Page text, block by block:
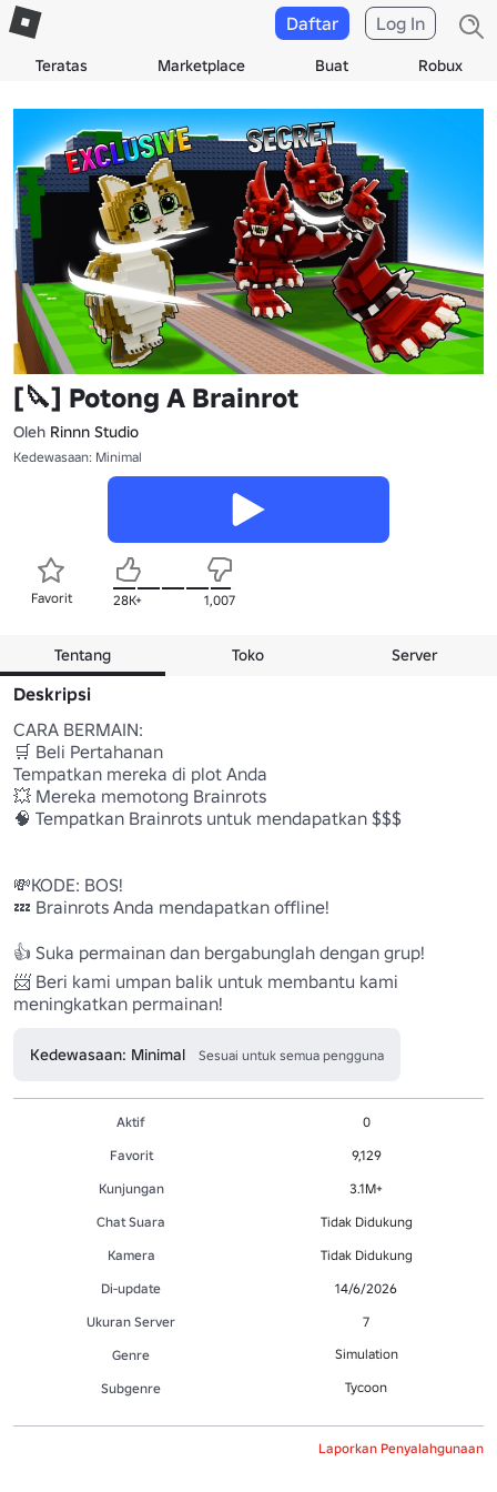
Teratas Marketplace Buat Robux
Daftar Log In
[🔪] Potong A Brainrot
Oleh Rinnn Studio
Kedewasaan: Minimal
Favorit 28K+ 1,007
Tentang Toko Server
Deskripsi
CARA BERMAIN:
🛒 Beli Pertahanan
Tempatkan mereka di plot Anda
💥 Mereka memotong Brainrots
🧠 Tempatkan Brainrots untuk mendapatkan $$$
💸KODE: BOS!
💤 Brainrots Anda mendapatkan offline!
👍 Suka permainan dan bergabunglah dengan grup!
📨 Beri kami umpan balik untuk membantu kami
Kedewasaan: Minimal Sesuai untuk semua pengguna
Aktif
0
Favorit
9,129
Kunjungan
3.1M+
Chat Suara
Tidak Didukung
Kamera
Tidak Didukung
Di-update
14/6/2026
Ukuran Server
7
Genre
Simulation
Subgenre Tycoon
Laporkan Penyalahgunaan